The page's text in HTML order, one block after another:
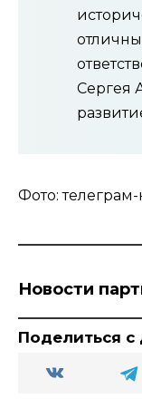
Сергея
Фото:
Новости
Поделиться с